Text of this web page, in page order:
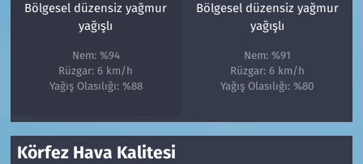
Bölgesel düzensiz yağmur
yağışlı
Nem: %94
Rüzgar: 6 km/h
Yağış Olasılığı: %88
Bölgesel düzensiz yağmur
yağışlı
Nem: %91
Rüzgar: 6 km/h
Yağış Olasılığı: %80
Körfez Hava Kalitesi